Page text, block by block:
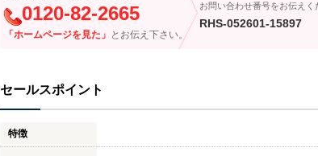
0120-82-2665
「ホームページを見た」 とお伝え下さい。
お問い合わせ番号をお伝えく
RHS-052601-15897
セールスポイント
特徴